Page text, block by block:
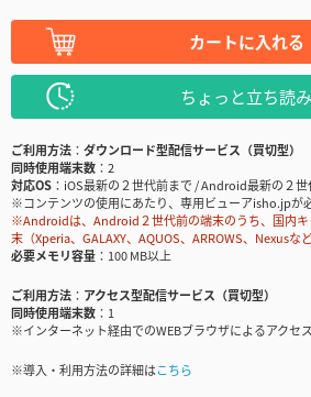
カートに入れる
ちょっと立ち読み
ご利用方法
ダウンロード型配信サービス（買切型）
同時使用端末数
2
対応OS
iOS最新の２世代前まで / Android最新の２世
※コンテンツの使用にあたり、専用ビューアisho.jpが
※Androidは、Android２世代前の端末のうち、国内キ
末（Xperia、GALAXY、AQUOS、ARROWS、Nexusな
必要メモリ容量
100 MB以上
ご利用方法
アクセス型配信サービス（買切型）
同時使用端末数
1
※インターネット経由でのWEBブラウザによるアクセ
※導入・利用方法の詳細はこちら